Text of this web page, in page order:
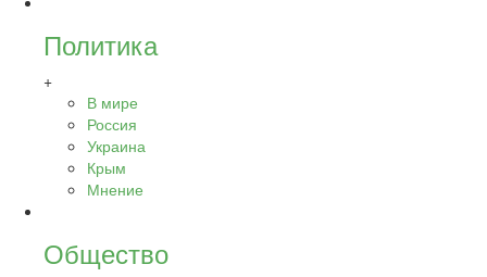
Политика
+
В мире
Россия
Украина
Крым
Мнение
Общество